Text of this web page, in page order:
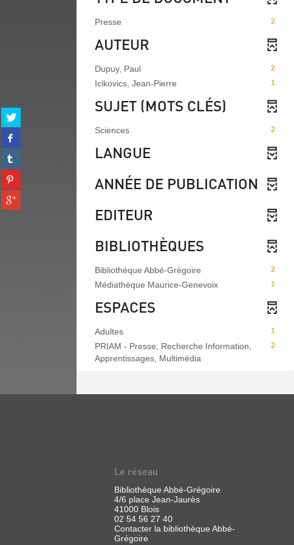
Partager
sur
twitter
(Nouvelle
fenêtre)
Partager
sur
facebook
(Nouvelle
fenêtre)
Partager
sur
tumblr
(Nouvelle
fenêtre)
Partager
sur
pinterest
(Nouvelle
Partager
sur
2
Presse
AUTEUR
2
Dupuy, Paul
1
Icikovics, Jean-Pierre
SUJET (MOTS CLÉS)
2
Sciences
LANGUE
ANNÉE DE PUBLICATION
EDITEUR
BIBLIOTHÈQUES
2
Bibliothèque Abbé-Grégoire
1
Médiathèque Maurice-Genevoix
ESPACES
1
Adultes
2
PRIAM - Presse, Recherche Information,
Apprentissages, Multimédia
Le réseau
Bibliothèque Abbé-Grégoire
4/6 place Jean-Jaurès
41000 Blois
02 54 56 27 40
Contacter la bibliothèque Abbé-
Grégoire